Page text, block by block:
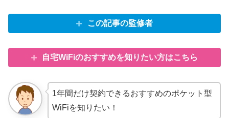
この記事の監修者
自宅WiFiのおすすめを知りたい方はこちら
1年間だけ契約できるおすすめのポケット型
WiFiを知りたい！